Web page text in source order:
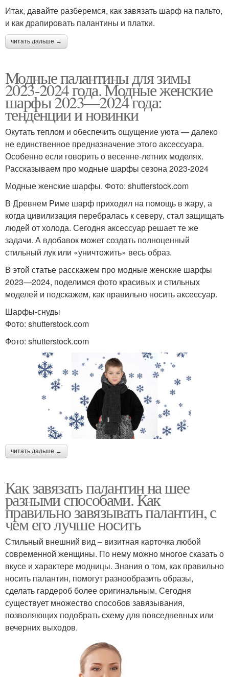
Итак, давайте разберемся, как завязать шарф на пальто,
и как драпировать палантины и платки.
читать дальше →
Модные палантины для зимы
2023-2024 года. Модные женские
шарфы 2023—2024 года:
тенденции и новинки
Окутать теплом и обеспечить ощущение уюта — далеко
не единственное предназначение этого аксессуара.
Особенно если говорить о весенне-летних моделях.
Рассказываем про модные шарфы сезона 2023-2024
Модные женские шарфы. Фото: shutterstock.com
В Древнем Риме шарф приходил на помощь в жару, а
когда цивилизация перебралась к северу, стал защищать
людей от холода. Сегодня аксессуар решает те же
задачи. А вдобавок может создать полноценный
стильный лук или «уничтожить» весь образ.
В этой статье расскажем про модные женские шарфы
2023—2024, поделимся фото красивых и стильных
моделей и подскажем, как правильно носить аксессуар.
Шарфы-снуды
Фото: shutterstock.com
Фото: shutterstock.com
читать дальше →
Как завязать палантин на шее
разными способами. Как
правильно завязывать палантин, с
чем его лучше носить
Стильный внешний вид – визитная карточка любой
современной женщины. По нему можно многое сказать о
вкусе и характере модницы. Знания о том, как правильно
носить палантин, помогут разнообразить образы,
сделать гардероб более оригинальным. Сегодня
существует множество способов завязывания,
позволяющих подобрать схему для повседневных или
вечерних выходов.